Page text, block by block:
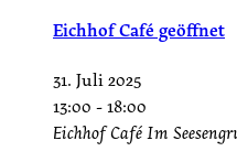
Eichhof Café geöffnet
31. Juli 2025
13:00 -18:00
Eichhof CaféIm